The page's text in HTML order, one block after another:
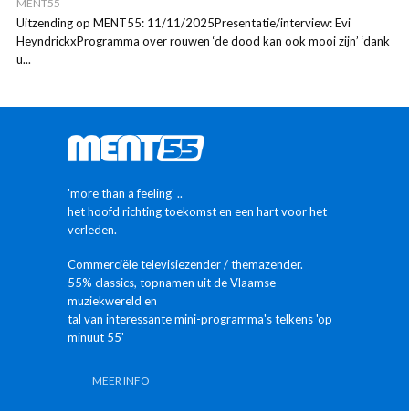
MENT55
Uitzending op MENT55: 11/11/2025Presentatie/interview: Evi
HeyndrickxProgramma over rouwen ‘de dood kan ook mooi zijn’ ‘dank
u...
'more than a feeling' ..
het hoofd richting toekomst en een hart voor het
verleden.
Commerciële televisiezender / themazender.
55% classics, topnamen uit de Vlaamse
muziekwereld en
tal van interessante mini-programma's telkens 'op
minuut 55'
MEER INFO